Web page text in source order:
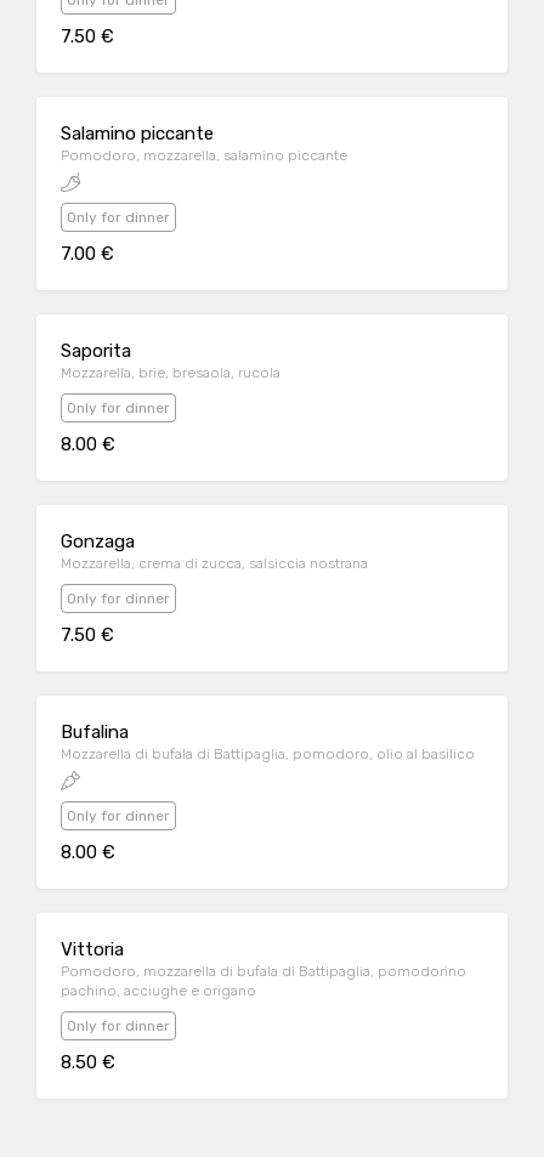
7.50 €
Salamino piccante
Pomodoro, mozzarella, salamino piccante
Only for dinner
7.00 €
Saporita
Mozzarella, brie, bresaola, rucola
Only for dinner
8.00 €
Gonzaga
Mozzarella, crema di zucca, salsiccia nostrana
Only for dinner
7.50 €
Bufalina
Mozzarella di bufala di Battipaglia, pomodoro, olio al basilico
Only for dinner
8.00 €
Vittoria
Pomodoro, mozzarella di bufala di Battipaglia, pomodorino
pachino, acciughe e origano
Only for dinner
8.50 €